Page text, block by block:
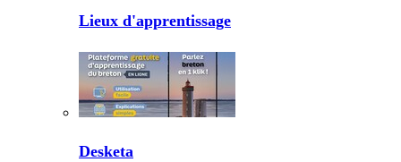
Lieux d'apprentissage
Desketa